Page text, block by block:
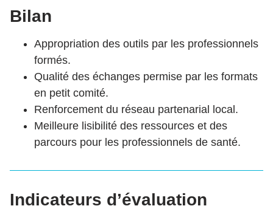
Bilan
Appropriation des outils par les professionnels
formés.
Qualité des échanges permise par les formats
en petit comité.
Renforcement du réseau partenarial local.
Meilleure lisibilité des ressources et des
parcours pour les professionnels de santé.
Indicateurs d’évaluation